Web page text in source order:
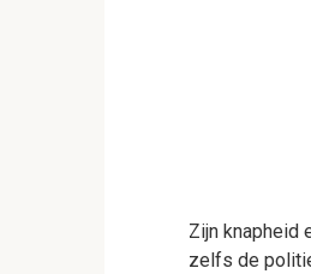
Zijn knapheid
zelfs de